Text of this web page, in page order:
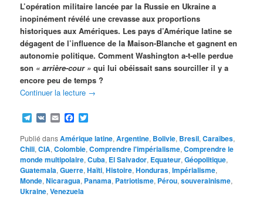
L’opération militaire lancée par la Russie en Ukraine a
inopinément révélé une crevasse aux proportions
historiques aux Amériques. Les pays d’Amérique latine se
dégagent de l’influence de la Maison-Blanche et gagnent en
autonomie politique. Comment Washington a-t-elle perdue
son « arrière-cour » qui lui obéissait sans sourciller il y a
encore peu de temps ?
Continuer la lecture →
Telegram
VK EmailFacebook
Publié dansAmérique latine,Argentine, Bolivie, Bresil,Caraïbes,
Chili,CIA,Colombie,Comprendre l'impérialisme,Comprendre le
monde multipolaire,Cuba, El Salvador, Equateur,Géopolitique,
Guatemala,Guerre,Haïti,Histoire,Honduras,Impérialisme,
Monde,Nicaragua, Panama, Patriotisme, Pérou,souverainisme,
Ukraine,Venezuela